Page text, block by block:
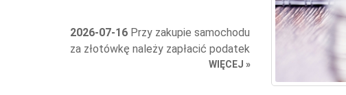
2026-07-16 Przy zakupie samochodu
za złotówkę należy zapłacić podatek
WIĘCEJ »